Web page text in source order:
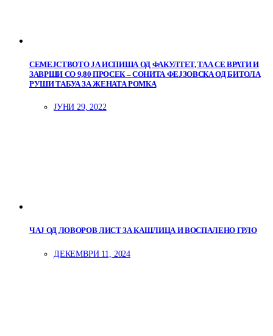
СЕМЕЈСТВОТО ЈА ИСПИША ОД ФАКУЛТЕТ, ТАА СЕ ВРАТИ И
ЗАВРШИ СО 9,80 ПРОСЕК – СОНИТА ФЕЈЗОВСКА ОД БИТОЛА
РУШИ ТАБУА ЗА ЖЕНАТА РОМКА
ЈУНИ 29, 2022
ЧАЈ ОД ЛОВОРОВ ЛИСТ ЗА КАШЛИЦА И ВОСПАЛЕНО ГРЛО
ДЕКЕМВРИ 11, 2024